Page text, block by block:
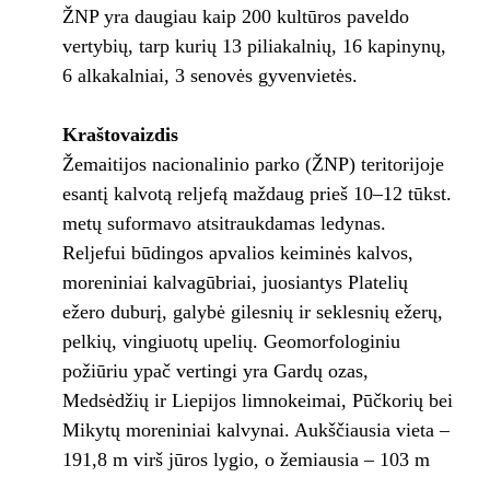
ŽNP yra daugiau kaip 200 kultūros paveldo
vertybių, tarp kurių 13 piliakalnių, 16 kapinynų,
6 alkakalniai, 3 senovės gyvenvietės.
Kraštovaizdis
Žemaitijos nacionalinio parko (ŽNP) teritorijoje
esantį kalvotą reljefą maždaug prieš 10–12 tūkst.
metų suformavo atsitraukdamas ledynas.
Reljefui būdingos apvalios keiminės kalvos,
moreniniai kalvagūbriai, juosiantys Platelių
ežero duburį, galybė gilesnių ir seklesnių ežerų,
pelkių, vingiuotų upelių. Geomorfologiniu
požiūriu ypač vertingi yra Gardų ozas,
Medsėdžių ir Liepijos limnokeimai, Pūčkorių bei
Mikytų moreniniai kalvynai. Aukščiausia vieta –
191,8 m virš jūros lygio, o žemiausia – 103 m